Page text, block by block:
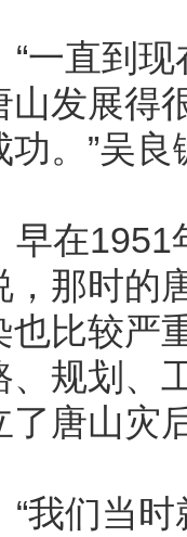
一直到现
山发展得
功。”吴良
在1951
，那时的
也比较严
、规划、
了唐山灾
我们当时